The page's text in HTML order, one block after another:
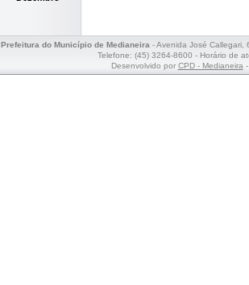
Prefeitura do Município de Medianeira- Avenida José Callegari,
Telefone: (45) 3264-8600 - Horário de
Desenvolvido por CPD - Medianeira-